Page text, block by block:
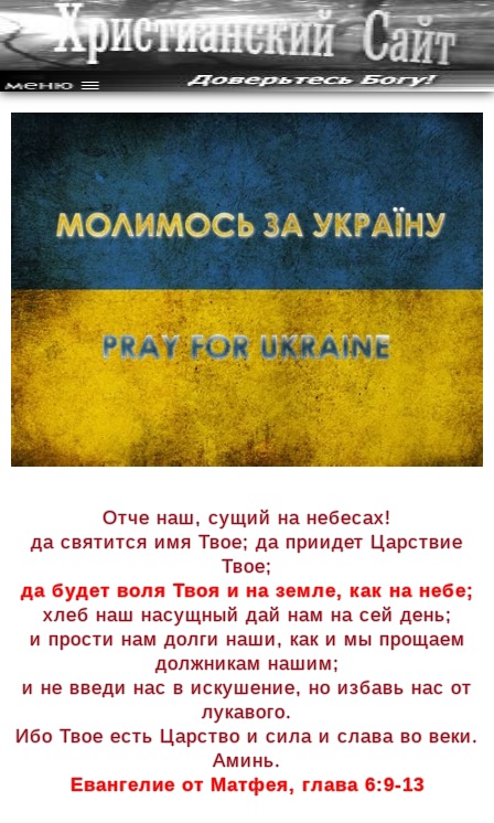
Отче наш, сущий на небесах!
да святится имя Твое; да приидет Царствие
Твое;
да будет воля Твоя и на земле, как на небе;
хлеб наш насущный дай нам на сей день;
и прости нам долги наши, как и мы прощаем
должникам нашим;
и не введи нас в искушение, но избавь нас от
лукавого.
Ибо Твое есть Царство и сила и слава во веки.
Аминь.
Евангелие от Матфея, глава 6:9-13